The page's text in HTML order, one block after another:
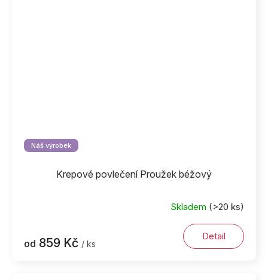
Náš výrobek
Krepové povlečení Proužek béžový
Skladem (>20 ks)
od 859 Kč / ks
Detail